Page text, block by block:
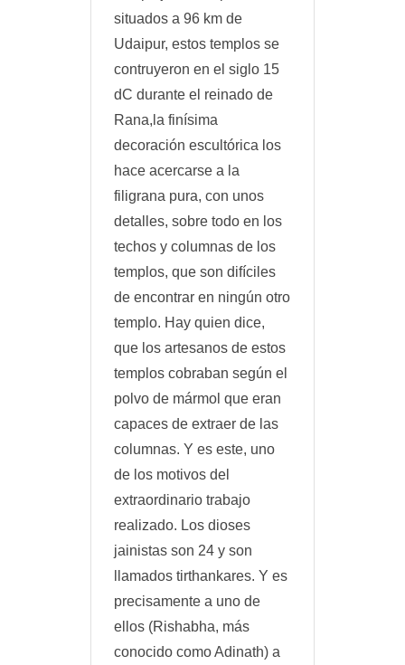
situados a 96 km de
Udaipur, estos templos se
contruyeron en el siglo 15
dC durante el reinado de
Rana,la finísima
decoración escultórica los
hace acercarse a la
filigrana pura, con unos
detalles, sobre todo en los
techos y columnas de los
templos, que son difíciles
de encontrar en ningún otro
templo. Hay quien dice,
que los artesanos de estos
templos cobraban según el
polvo de mármol que eran
capaces de extraer de las
columnas. Y es este, uno
de los motivos del
extraordinario trabajo
realizado. Los dioses
jainistas son 24 y son
llamados tirthankares. Y es
precisamente a uno de
ellos (Rishabha, más
conocido como Adinath) a